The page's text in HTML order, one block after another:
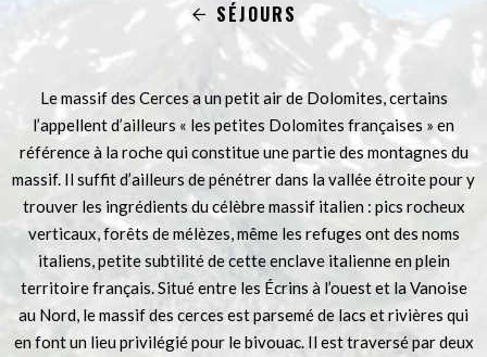
SÉJOURS
Le massif des Cerces a un petit air de Dolomites, certains
l’appellent d’ailleurs « les petites Dolomites françaises » en
référence à la roche qui constitue une partie des montagnes du
massif. Il suffit d’ailleurs de pénétrer dans la vallée étroite pour y
trouver les ingrédients du célèbre massif italien : pics rocheux
verticaux, forêts de mélèzes, même les refuges ont des noms
italiens, petite subtilité de cette enclave italienne en plein
territoire français. Situé entre les Écrins à l’ouest et la Vanoise
au Nord, le massif des cerces est parsemé de lacs et rivières qui
en font un lieu privilégié pour le bivouac. Il est traversé par deux